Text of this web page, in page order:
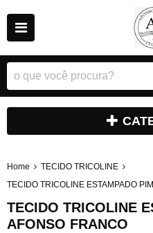
Home
TECIDO TRICOLINE
TECIDO TRICOLINE ESTAMPADO
TECIDO TRICOLINE
AFONSO FRANCO